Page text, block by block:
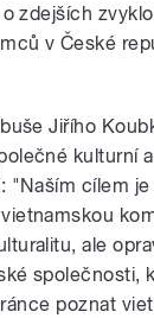
zdejších
v České
Jiřího
kulturní
"Naším cílem
ale
společnosti,
poznat